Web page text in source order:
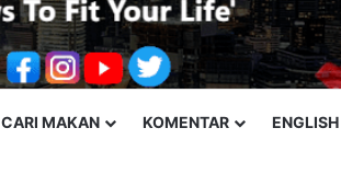
CARI MAKAN KOMENTAR